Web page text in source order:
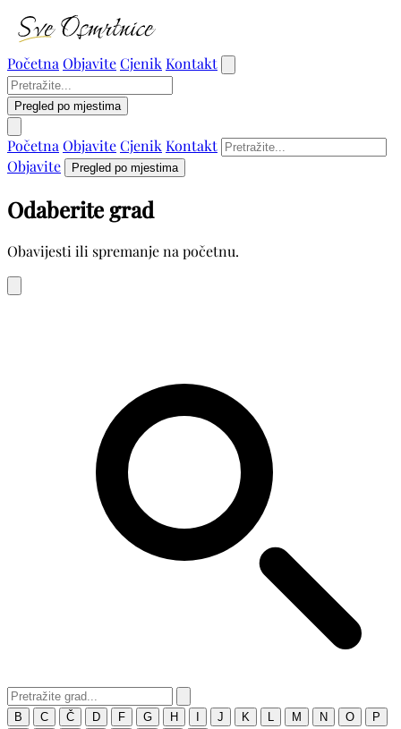
Početna ObjaviteCjenik Kontakt
Pregled po mjestima
Početna ObjaviteCjenik Kontakt
Objavite
Pregled po mjestima
Odaberite grad
Obavijesti ili spremanje na početnu.
B C Č D F G H J K M N O
P